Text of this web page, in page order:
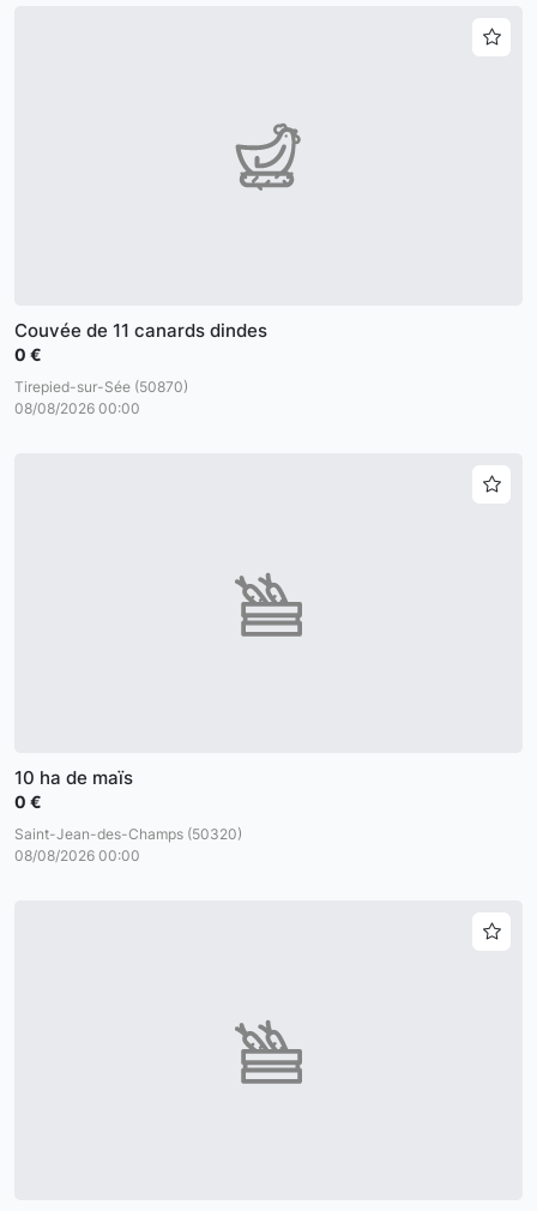
Couvée de 11 canards dindes
0 €
Tirepied-sur-Sée (50870)
08/08/2026 00:00
10 ha de maïs
0 €
Saint-Jean-des-Champs (50320)
08/08/2026 00:00